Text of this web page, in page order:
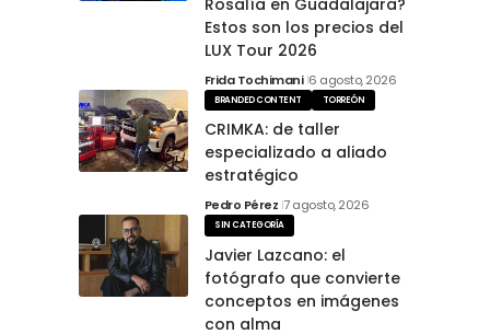
Rosalía en Guadalajara?
Estos son los precios del
LUX Tour 2026
Frida Tochimani 6 agosto, 2026
BRANDED CONTENT TORREÓN
CRIMKA: de taller
especializado a aliado
estratégico
Pedro Pérez 7 agosto, 2026
SIN CATEGORÍA
Javier Lazcano: el
fotógrafo que convierte
conceptos en imágenes
con alma